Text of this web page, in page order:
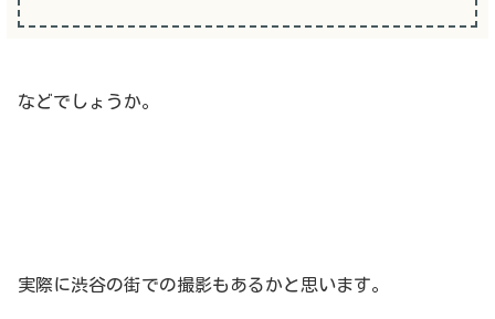
などでしょうか。
実際に渋谷の街での撮影もあるかと思います。